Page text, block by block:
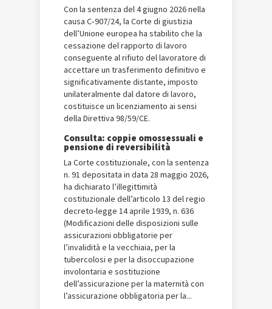
Con la sentenza del 4 giugno 2026 nella
causa C‑907/24, la Corte di giustizia
dell’Unione europea ha stabilito che la
cessazione del rapporto di lavoro
conseguente al rifiuto del lavoratore di
accettare un trasferimento definitivo e
significativamente distante, imposto
unilateralmente dal datore di lavoro,
costituisce un licenziamento ai sensi
della Direttiva 98/59/CE.
Consulta: coppie omossessuali e
pensione di reversibilità
La Corte costituzionale, con la sentenza
n. 91 depositata in data 28 maggio 2026,
ha dichiarato l’illegittimità
costituzionale dell’articolo 13 del regio
decreto-legge 14 aprile 1939, n. 636
(Modificazioni delle disposizioni sulle
assicurazioni obbligatorie per
l’invalidità e la vecchiaia, per la
tubercolosi e per la disoccupazione
involontaria e sostituzione
dell’assicurazione per la maternità con
l’assicurazione obbligatoria per la...